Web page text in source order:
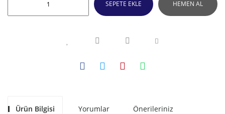
SEPETE EKLE HEMEN AL
Ürün Bilgisi Yorumlar Önerileriniz